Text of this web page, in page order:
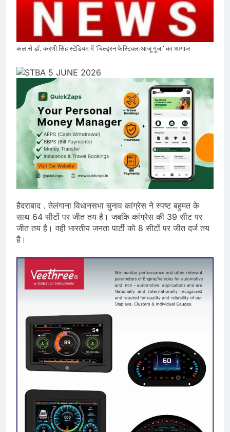
कल से डॉ. करणी सिंह स्टेडियम में ‘चिल्ड्रन फेस्टिवल-आजू गूजा’ का आगाज
हैदराबाद . तेलंगाना विधानसभा चुनाव कांग्रेस ने स्पष्ट बहुमत के
साथ 64 सीटों पर जीत तय है। जबकि कांग्रेस की 39 सीट पर
जीत तय है। वही भारतीय जनता पार्टी को 8 सीटों पर जीत दर्ज तय
है।